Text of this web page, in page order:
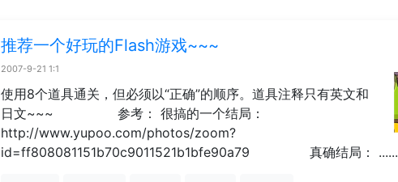
推荐一个好玩的Flash游戏~~~
2007-9-21 1:1
使用8个道具通关，但必须以“正确”的顺序。道具注释只有英文和
日文~~~ 参考： 很搞的一个结局：
http://www.yupoo.com/photos/zoom?
id=ff808081151b70c9011521b1bfe90a79 真确结局： ......